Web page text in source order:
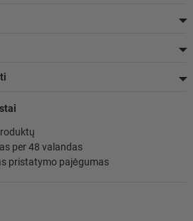
per 48 valandas
pristatymo pajėgumas